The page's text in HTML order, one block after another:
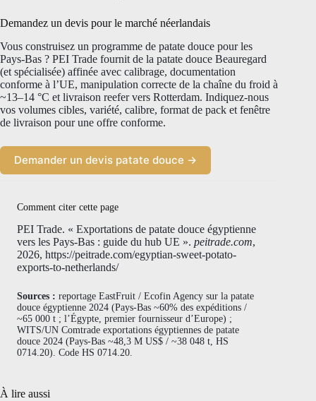
Demandez un devis pour le marché néerlandais
Vous construisez un programme de patate douce pour les
Pays-Bas ? PEI Trade fournit de la patate douce Beauregard
(et spécialisée) affinée avec calibrage, documentation
conforme à l’UE, manipulation correcte de la chaîne du froid à
~13–14 °C et livraison reefer vers Rotterdam. Indiquez-nous
vos volumes cibles, variété, calibre, format de pack et fenêtre
de livraison pour une offre conforme.
Demander un devis patate douce →
Comment citer cette page
PEI Trade. « Exportations de patate douce égyptienne
vers les Pays-Bas : guide du hub UE ». peitrade.com,
2026, https://peitrade.com/egyptian-sweet-potato-
exports-to-netherlands/
Sources : reportage EastFruit / Ecofin Agency sur la patate
douce égyptienne 2024 (Pays-Bas ~60% des expéditions /
~65 000 t ; l’Égypte, premier fournisseur d’Europe) ;
WITS/UN Comtrade exportations égyptiennes de patate
douce 2024 (Pays-Bas ~48,3 M US$ / ~38 048 t, HS
0714.20). Code HS 0714.20.
À lire aussi